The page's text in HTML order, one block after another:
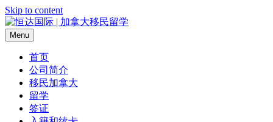
Skip to content
Menu
首页
公司简介
移民加拿大
留学
签证